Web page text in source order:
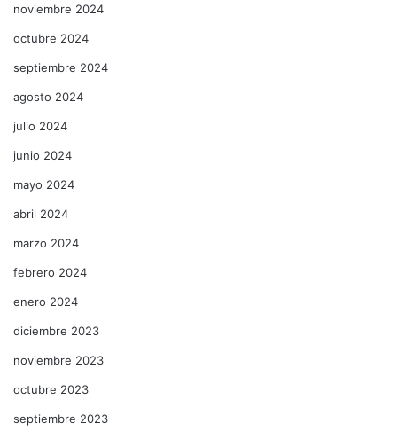
noviembre 2024
octubre 2024
septiembre 2024
agosto 2024
julio 2024
junio 2024
mayo 2024
abril 2024
marzo 2024
febrero 2024
enero 2024
diciembre 2023
noviembre 2023
octubre 2023
septiembre 2023